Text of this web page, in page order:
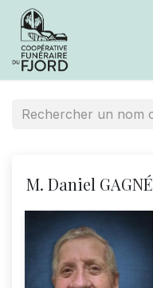
M. Daniel GAGNÉ